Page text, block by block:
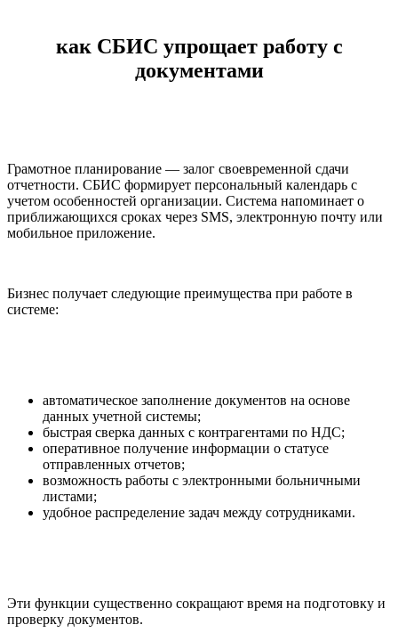
как СБИС упрощает работу с
документами
Грамотное планирование — залог своевременной сдачи
отчетности. СБИС формирует персональный календарь с
учетом особенностей организации. Система напоминает о
приближающихся сроках через SMS, электронную почту или
мобильное приложение.
Бизнес получает следующие преимущества при работе в
системе:
автоматическое заполнение документов на основе
данных учетной системы;
быстрая сверка данных с контрагентами по НДС;
оперативное получение информации о статусе
отправленных отчетов;
возможность работы с электронными больничными
листами;
удобное распределение задач между сотрудниками.
Эти функции существенно сокращают время на подготовку и
проверку документов.